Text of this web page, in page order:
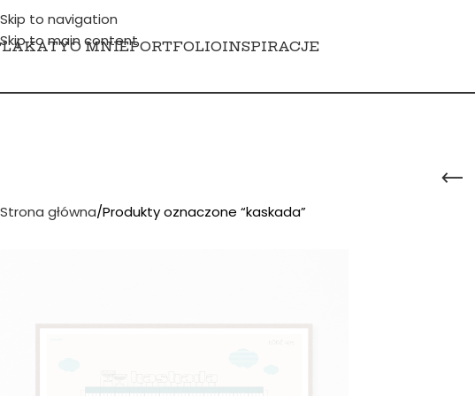
Skip to navigation
Skip to main content
O MNIEPORTFOLIOINSPIRACJE
Strona główna Produkty oznaczone “kaskada”